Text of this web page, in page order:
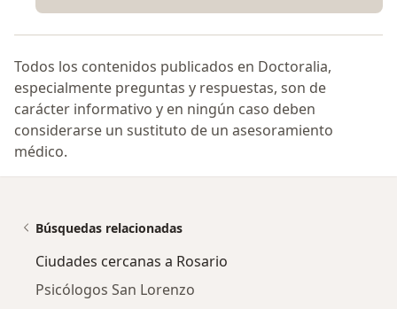
Todos los contenidos publicados en Doctoralia,
especialmente preguntas y respuestas, son de
carácter informativo y en ningún caso deben
considerarse un sustituto de un asesoramiento
médico.
Búsquedas relacionadas
Ciudades cercanas a Rosario
Psicólogos San Lorenzo